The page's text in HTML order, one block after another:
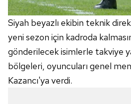
Siyah beyazlı ekibin teknik
yeni sezon için kadroda
gönderilecek isimlerle takviye
bölgeleri, oyuncuları genel
Kazancı'ya verdi.